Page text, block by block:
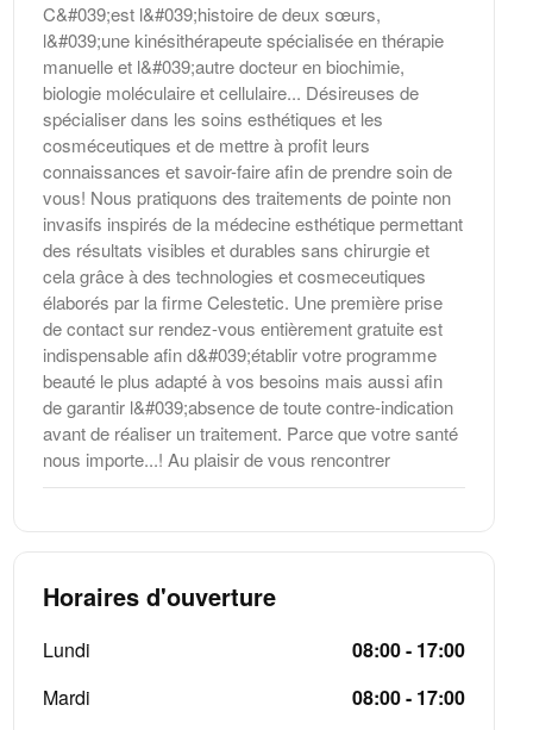
C&#039;est l&#039;histoire de deux sœurs,
l&#039;une kinésithérapeute spécialisée en thérapie
manuelle et l&#039;autre docteur en biochimie,
biologie moléculaire et cellulaire... Désireuses de
spécialiser dans les soins esthétiques et les
cosméceutiques et de mettre à profit leurs
connaissances et savoir-faire afin de prendre soin de
vous! Nous pratiquons des traitements de pointe non
invasifs inspirés de la médecine esthétique permettant
des résultats visibles et durables sans chirurgie et
cela grâce à des technologies et cosmeceutiques
élaborés par la firme Celestetic. Une première prise
de contact sur rendez-vous entièrement gratuite est
indispensable afin d&#039;établir votre programme
beauté le plus adapté à vos besoins mais aussi afin
de garantir l&#039;absence de toute contre-indication
avant de réaliser un traitement. Parce que votre santé
nous importe...! Au plaisir de vous rencontrer
Horaires d'ouverture
Lundi
08:00 - 17:00
Mardi
08:00 - 17:00